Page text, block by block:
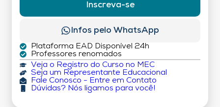
Inscreva-se
Infos pelo WhatsApp
Plataforma EAD Disponível 24h
Professores renomados
Veja o Registro do Curso no MEC
Seja um Representante Educacional
Fale Conosco - Entre em Contato
Dúvidas? Nós ligamos para você!